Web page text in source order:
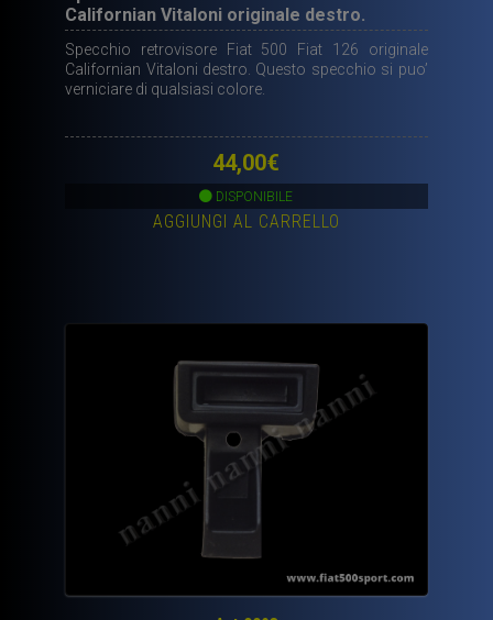
Californian Vitaloni originale destro.
Specchio retrovisore Fiat 500 Fiat 126 originale
Californian Vitaloni destro. Questo specchio si puo’
verniciare di qualsiasi colore.
44,00€
DISPONIBILE
AGGIUNGI AL CARRELLO